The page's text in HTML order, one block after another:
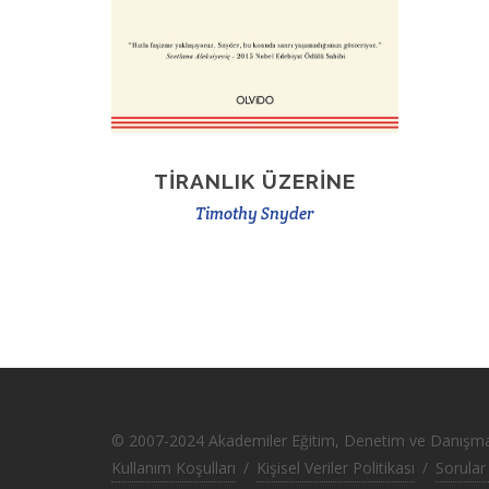
TIRANLIK ÜZERINE
Timothy Snyder
© 2007-2024 Akademiler Eğitim, Denetim ve
Kullanım Koşulları / Kişisel Veriler Politikası /